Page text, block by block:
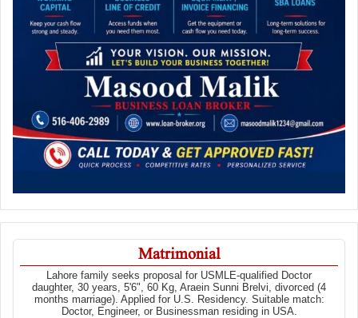
Matrimonial
Lahore family seeks proposal for USMLE-qualified Doctor
daughter, 30 years, 5'6", 60 Kg, Araein Sunni Brelvi, divorced (4
months marriage). Applied for U.S. Residency. Suitable match:
Doctor, Engineer, or Businessman residing in USA.